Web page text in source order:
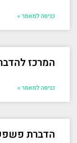
כניסה למאמר »
המרכז
כניסה למאמר »
הדברת